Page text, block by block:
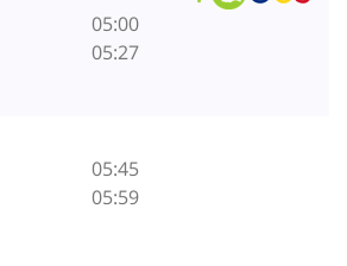
05:00
05:27
05:45
05:59